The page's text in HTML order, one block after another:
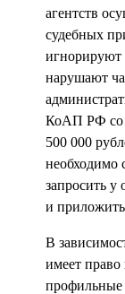
агентств
судебных
игнорируют
нарушают
КоАП РФ со
500 000
необходимо
запросить у
и приложить
В
имеет
профильные